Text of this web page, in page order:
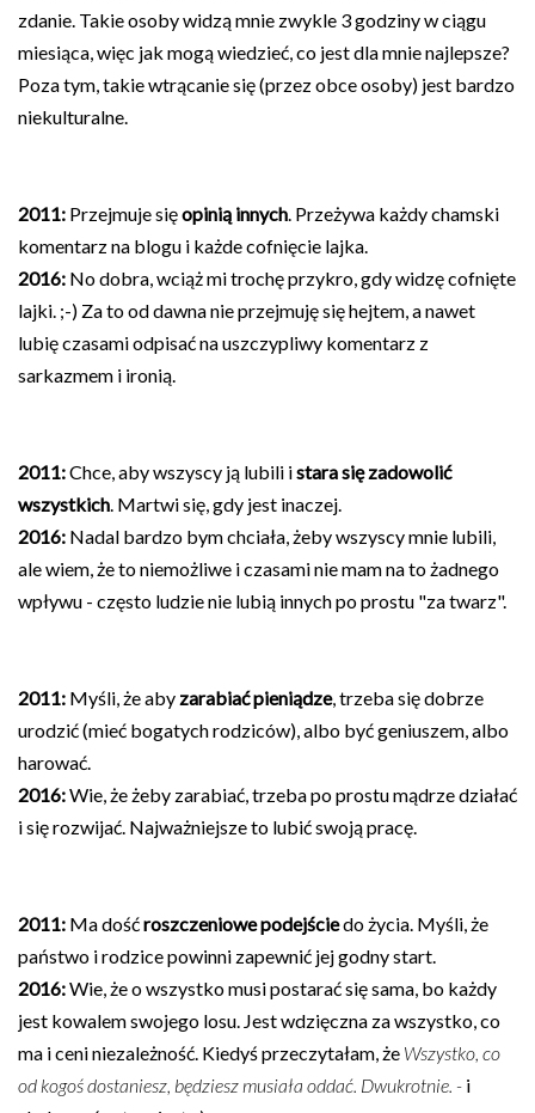
zdanie. Takie osoby widzą mnie zwykle 3 godziny w ciągu
miesiąca, więc jak mogą wiedzieć, co jest dla mnie najlepsze?
Poza tym, takie wtrącanie się (przez obce osoby) jest bardzo
niekulturalne.
2011: Przejmuje sięopinią innych. Przeżywa każdy chamski
komentarz na blogu i każde cofnięcie lajka.
2016: No dobra, wciąż mi trochę przykro, gdy widzę cofnięte
lajki. ;-) Za to od dawna nie przejmuję się hejtem, a nawet
lubię czasami odpisać na uszczypliwy komentarz z
sarkazmem i ironią.
2011:Chce, aby wszyscy ją lubili istara się zadowolić
wszystkich. Martwi się, gdy jest inaczej.
2016: Nadal bardzo bym chciała, żeby wszyscy mnie lubili,
ale wiem, że to niemożliwe i czasami nie mam na to żadnego
wpływu - często ludzie nie lubią innych po prostu "za twarz".
2011: Myśli, że aby zarabiać pieniądze, trzeba się dobrze
urodzić (mieć bogatych rodziców), albo być geniuszem, albo
harować.
2016:Wie, że żeby zarabiać, trzeba po prostu mądrze działać
i się rozwijać. Najważniejsze to lubić swoją pracę.
2011: Ma dośćroszczeniowe podejściedo życia. Myśli, że
państwo i rodzice powinni zapewnić jej godny start.
2016:Wie, że o wszystko musi postarać się sama, bo każdy
jest kowalem swojego losu. Jest wdzięczna za wszystko, co
ma i ceni niezależność. Kiedyś przeczytałam, że Wszystko, co
od kogoś dostaniesz, będziesz musiała oddać. Dwukrotnie. - i